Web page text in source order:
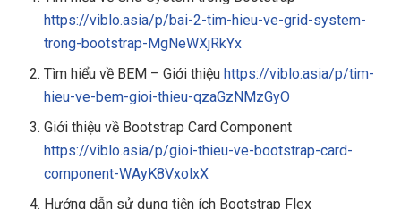
https://viblo.asia/p/bai-2-tim-hieu-ve-grid-system-
trong-bootstrap-MgNeWXjRkYx
Tìm hiểu về BEM – Giới thiệu https://viblo.asia/p/tim-
hieu-ve-bem-gioi-thieu-qzaGzNMzGyO
Giới thiệu về Bootstrap Card Component
https://viblo.asia/p/gioi-thieu-ve-bootstrap-card-
component-WAyK8VxolxX
Hướng dẫn sử dụng tiện ích Bootstrap Flex